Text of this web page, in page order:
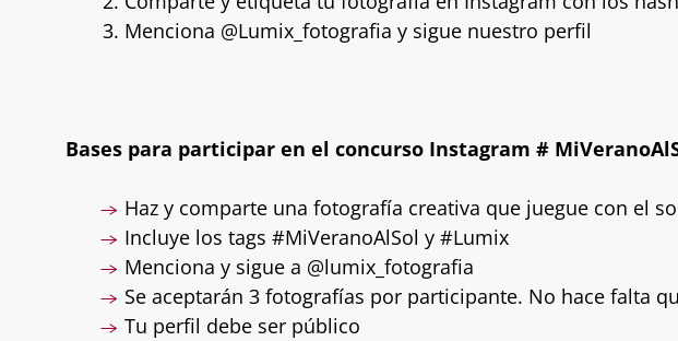
Menciona @Lumix_fotografia y sigue nuestro perfil
Bases para participar en el concurso Instagram #
Haz y comparte una fotografía creativa que juegue con el
Incluye los tags #MiVeranoAlSol y #Lumix
Menciona y sigue a @lumix_fotografia
Se aceptarán 3 fotografías por participante. No hace falta
Tu perfil debe ser público